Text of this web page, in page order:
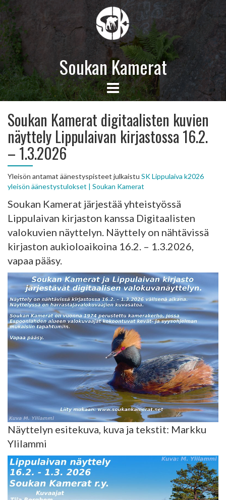
Soukan Kamerat
Soukan Kamerat digitaalisten kuvien
näyttely Lippulaivan kirjastossa 16.2.
– 1.3.2026
Yleisön antamat äänestyspisteet julkaistu SK Lippulaiva k2026
yleisön äänestystulokset | Soukan Kamerat
Soukan Kamerat järjestää yhteistyössä
Lippulaivan kirjaston kanssa Digitaalisten
valokuvien näyttelyn. Näyttely on nähtävissä
kirjaston aukioloaikoina 16.2. – 1.3.2026,
vapaa pääsy.
Näyttelyn esitekuva, kuva ja tekstit: Markku
Ylilammi